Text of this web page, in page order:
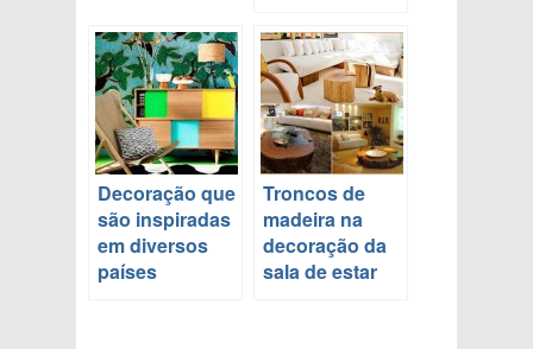
Decoração que
são inspiradas
em diversos
países
Troncos de
madeira na
decoração da
sala de estar